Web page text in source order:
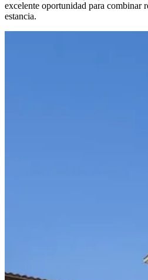
excelente oportunidad para combinar
estancia.